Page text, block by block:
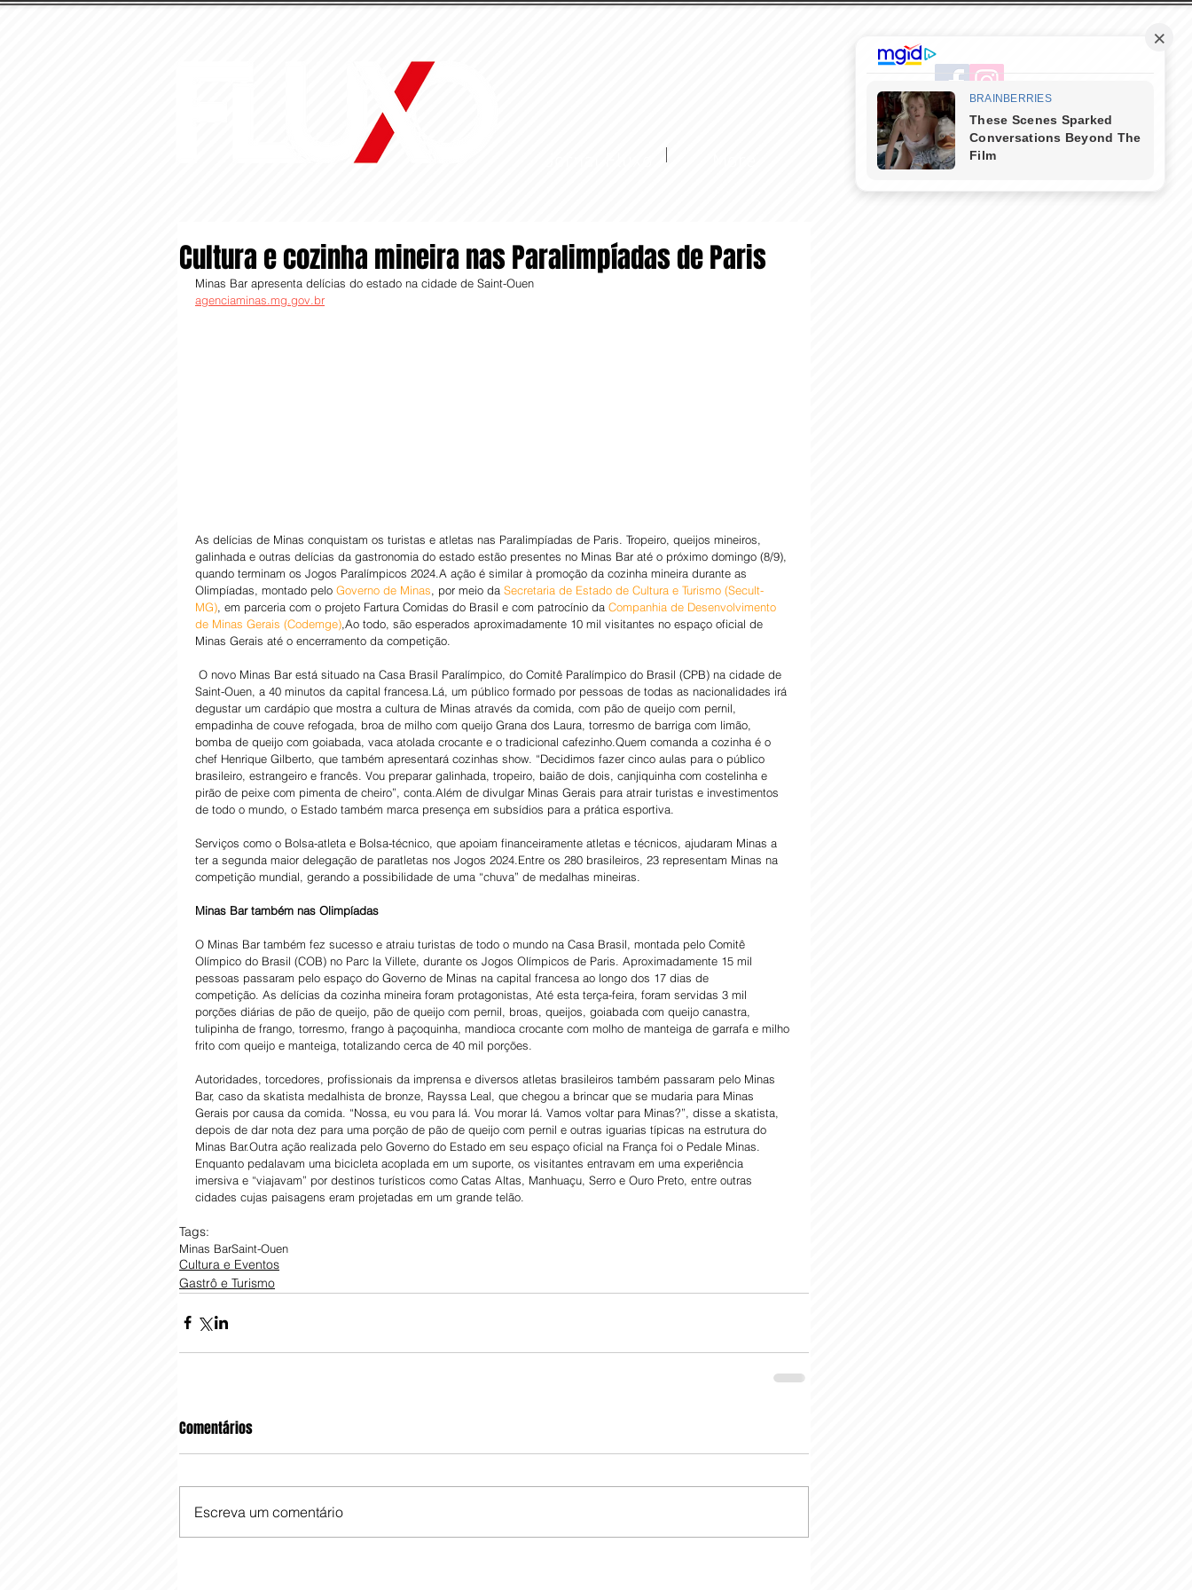
Cultura e cozinha mineira nas Paralimpíadas de Paris
Minas Bar apresenta delícias do estado na cidade de Saint-Ouen
agenciaminas.mg.gov.br
As delícias de Minas conquistam os turistas e atletas nas Paralimpíadas de Paris. Tropeiro, queijos mineiros,
galinhada e outras delícias da gastronomia do estado estão presentes no Minas Bar até o próximo domingo (8/9),
quando terminam os Jogos Paralímpicos 2024.A ação é similar à promoção da cozinha mineira durante as
Olimpíadas, montado pelo Governo de Minas, por meio da Secretaria de Estado de Cultura e Turismo (Secult-
MG), em parceria com o projeto Fartura Comidas do Brasil e com patrocínio da Companhia de Desenvolvimento
de Minas Gerais (Codemge),Ao todo, são esperados aproximadamente 10 mil visitantes no espaço oficial de
Minas Gerais até o encerramento da competição.
Saint-Ouen, a 40 minutos da capital francesa.Lá, um público formado por pessoas de todas as nacionalidades irá
degustar um cardápio que mostra a cultura de Minas através da comida, com pão de queijo com pernil,
empadinha de couve refogada, broa de milho com queijo Grana dos Laura, torresmo de barriga com limão,
bomba de queijo com goiabada, vaca atolada crocante e o tradicional cafezinho.Quem comanda a cozinha é o
chef Henrique Gilberto, que também apresentará cozinhas show. “Decidimos fazer cinco aulas para o público
brasileiro, estrangeiro e francês. Vou preparar galinhada, tropeiro, baião de dois, canjiquinha com costelinha e
pirão de peixe com pimenta de cheiro”, conta.Além de divulgar Minas Gerais para atrair turistas e investimentos
de todo o mundo, o Estado também marca presença em subsídios para a prática esportiva.
Serviços como o Bolsa-atleta e Bolsa-técnico, que apoiam financeiramente atletas e técnicos, ajudaram Minas a
ter a segunda maior delegação de paratletas nos Jogos 2024.Entre os 280 brasileiros, 23 representam Minas na
competição mundial, gerando a possibilidade de uma “chuva” de medalhas mineiras.
Minas Bar também nas Olimpíadas
O Minas Bar também fez sucesso e atraiu turistas de todo o mundo na Casa Brasil, montada pelo Comitê
Olímpico do Brasil (COB) no Parc la Villete, durante os Jogos Olímpicos de Paris. Aproximadamente 15 mil
pessoas passaram pelo espaço do Governo de Minas na capital francesa ao longo dos 17 dias de
competição. As delícias da cozinha mineira foram protagonistas, Até esta terça-feira, foram servidas 3 mil
porções diárias de pão de queijo, pão de queijo com pernil, broas, queijos, goiabada com queijo canastra,
tulipinha de frango, torresmo, frango à paçoquinha, mandioca crocante com molho de manteiga de garrafa e milho
frito com queijo e manteiga, totalizando cerca de 40 mil porções.
Autoridades, torcedores, profissionais da imprensa e diversos atletas brasileiros também passaram pelo Minas
Bar, caso da skatista medalhista de bronze, Rayssa Leal, que chegou a brincar que se mudaria para Minas
Gerais por causa da comida. “Nossa, eu vou para lá. Vou morar lá. Vamos voltar para Minas?”, disse a skatista,
depois de dar nota dez para uma porção de pão de queijo com pernil e outras iguarias típicas na estrutura do
Minas Bar.Outra ação realizada pelo Governo do Estado em seu espaço oficial na França foi o Pedale Minas.
Enquanto pedalavam uma bicicleta acoplada em um suporte, os visitantes entravam em uma experiência
imersiva e “viajavam” por destinos turísticos como Catas Altas, Manhuaçu, Serro e Ouro Preto, entre outras
cidades cujas paisagens eram projetadas em um grande telão.
Tags:
Minas BarSaint-Ouen
Cultura e Eventos
Gastrô e Turismo
Comentários
Escreva um comentário